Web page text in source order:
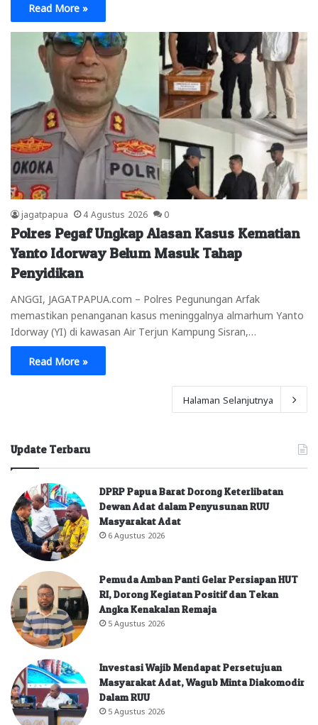
Read More »
jagatpapua 4 Agustus 2026 0
Polres Pegaf Ungkap Alasan Kasus Kematian
Yanto Idorway Belum Masuk Tahap
Penyidikan
ANGGI, JAGATPAPUA.com – Polres Pegunungan Arfak
memastikan penanganan kasus meninggalnya almarhum Yanto
Idorway (YI) di kawasan Air Terjun Kampung Sisran,…
Read More »
Halaman Selanjutnya
Update Terbaru
DPRP Papua Barat Dorong Keterlibatan
Dewan Adat dalam Penyusunan RUU
Masyarakat Adat
6 Agustus 2026
Pemuda Amban Panti Gelar Persiapan HUT
RI, Dorong Kegiatan Positif dan Tekan
Angka Kenakalan Remaja
5 Agustus 2026
Investasi Wajib Mendapat Persetujuan
Masyarakat Adat, Wagub Minta Diakomodir
Dalam RUU
5 Agustus 2026